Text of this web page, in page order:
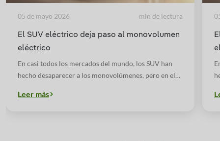
El SUV eléctrico deja paso al monovolumen
eléctrico
En casi todos los mercados del mundo, los SUV han
hecho desaparecer a los monovolúmenes, pero en el
cuenta: las baterías.
05 de mayo 2026 min de lectura
Leer más